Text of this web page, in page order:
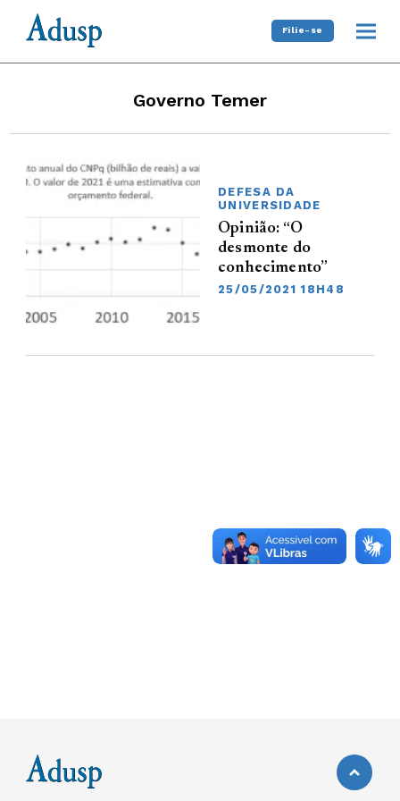
Filie-se
Governo Temer
DEFESA DA
UNIVERSIDADE
Opinião: “O
desmonte do
conhecimento”
25/05/2021 18H48